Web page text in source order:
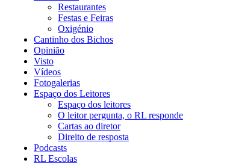
Restaurantes
Festas e Feiras
Oxigénio
Cantinho dos Bichos
Opinião
Visto
Vídeos
Fotogalerias
Espaço dos Leitores
Espaço dos leitores
O leitor pergunta, o RL responde
Cartas ao diretor
Direito de resposta
Podcasts
RL Escolas